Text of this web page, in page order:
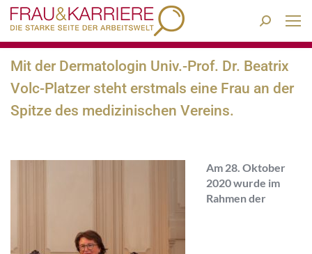
Search:
Mit der Dermatologin Univ.-Prof. Dr. Beatrix
Volc-Platzer steht erstmals eine Frau an der
Spitze des medizinischen Vereins.
Am 28. Oktober
2020 wurde im
Rahmen der